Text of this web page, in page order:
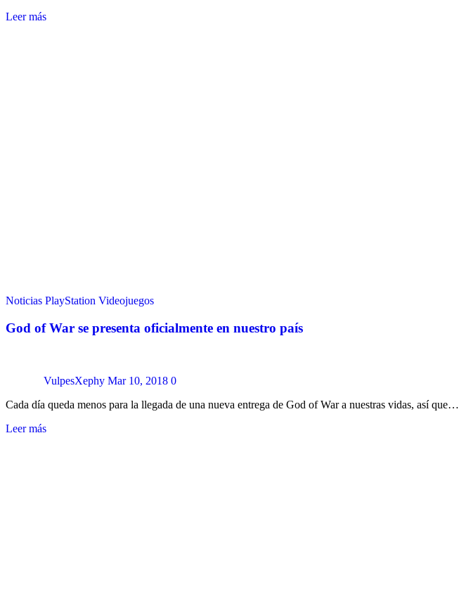
Leer más
Noticias PlayStation Videojuegos
God of War se presenta oficialmente en nuestro país
VulpesXephy Mar 10, 2018 0
Cada día queda menos para la llegada de una nueva entrega de God of War a nuestras vidas, así que…
Leer más